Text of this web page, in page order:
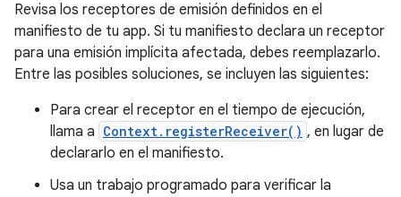
Revisa los receptores de emisión definidos en el
manifiesto de tu app. Si tu manifiesto declara un receptor
para una emisión implícita afectada, debes reemplazarlo.
Entre las posibles soluciones, se incluyen las siguientes:
Para crear el receptor en el tiempo de ejecución,
llama a Context.registerReceiver() , en lugar de
declararlo en el manifiesto.
Usa un trabajo programado para verificar la